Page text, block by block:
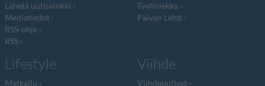
Lähetä uutisvinkki
Mediatiedot
RSS-ohje
RSS
Tyyliniekka
Päivän Lehti
Lifestyle
Matkailu
Viihde
Viihdeuutiset